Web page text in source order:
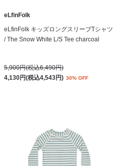
eLfinFolk
eLfinFolk キッズロングスリーブTシャツ
/ The Snow White L/S Tee charcoal
5,900円(税込6,490円)
4,130円(税込4,543円) 30% OFF